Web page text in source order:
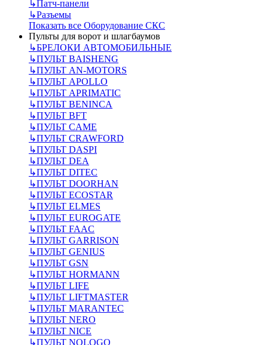
↳Патч-панели
↳Разъемы
Показать все Оборудование СКС
Пульты для ворот и шлагбаумов
↳БРЕЛОКИ АВТОМОБИЛЬНЫЕ
↳ПУЛЬТ BAISHENG
↳ПУЛЬТ AN-MOTORS
↳ПУЛЬТ APOLLO
↳ПУЛЬТ APRIMATIC
↳ПУЛЬТ BENINCA
↳ПУЛЬТ BFT
↳ПУЛЬТ CAME
↳ПУЛЬТ CRAWFORD
↳ПУЛЬТ DASPI
↳ПУЛЬТ DEA
↳ПУЛЬТ DITEC
↳ПУЛЬТ DOORHAN
↳ПУЛЬТ ECOSTAR
↳ПУЛЬТ ELMES
↳ПУЛЬТ EUROGATE
↳ПУЛЬТ FAAC
↳ПУЛЬТ GARRISON
↳ПУЛЬТ GENIUS
↳ПУЛЬТ GSN
↳ПУЛЬТ HORMANN
↳ПУЛЬТ LIFE
↳ПУЛЬТ LIFTMASTER
↳ПУЛЬТ MARANTEC
↳ПУЛЬТ NERO
↳ПУЛЬТ NICE
↳ПУЛЬТ NOLOGO